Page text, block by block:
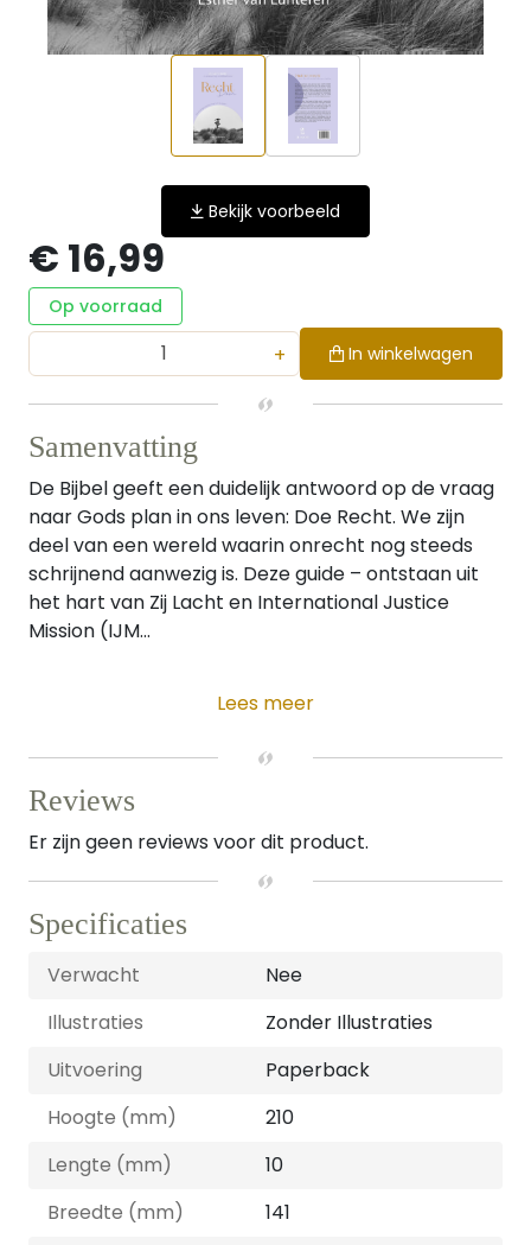
Bekijk voorbeeld
€ 16,99
Op voorraad
+ In winkelwagen
Samenvatting
De Bijbel geeft een duidelijk antwoord op de vraag
naar Gods plan in ons leven: Doe Recht. We zijn
deel van een wereld waarin onrecht nog steeds
schrijnend aanwezig is. Deze guide – ontstaan uit
het hart van Zij Lacht en International Justice
Mission (IJM...
Lees meer
Reviews
Er zijn geen reviews voor dit product.
Specificaties
Verwacht
Nee
Illustraties
Zonder Illustraties
Uitvoering
Paperback
Hoogte (mm)
210
Lengte (mm)
10
Breedte (mm)
141